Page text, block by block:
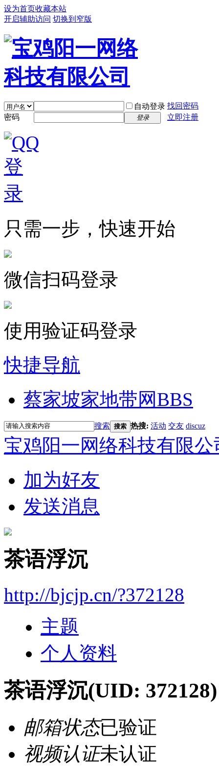
设为首页收藏本站
开启辅助访问 切换到窄版
自动登录 找回密码
密码
登录 立即注册
只需一步，快速开始
微信扫码登录
使用验证码登录
快捷导航
蔡家坡家地带网BBS
搜索 搜索 热搜: 活动 交友 discuz
宝鸡阳一网络科技有限公
加为好友
发送消息
茶语浮沉
http://bjcjp.cn/?372128
主题
个人资料
茶语浮沉(UID: 372128)
邮箱状态已验证
视频认证未认证